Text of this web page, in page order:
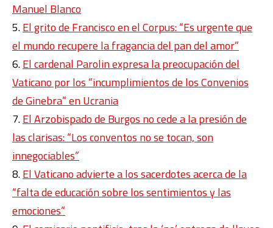
Manuel Blanco
El grito de Francisco en el Corpus: “Es urgente que
el mundo recupere la fragancia del pan del amor”
El cardenal Parolin expresa la preocupación del
Vaticano por los “incumplimientos de los Convenios
de Ginebra” en Ucrania
El Arzobispado de Burgos no cede a la presión de
las clarisas: “Los conventos no se tocan, son
innegociables”
El Vaticano advierte a los sacerdotes acerca de la
“falta de educación sobre los sentimientos y las
emociones”